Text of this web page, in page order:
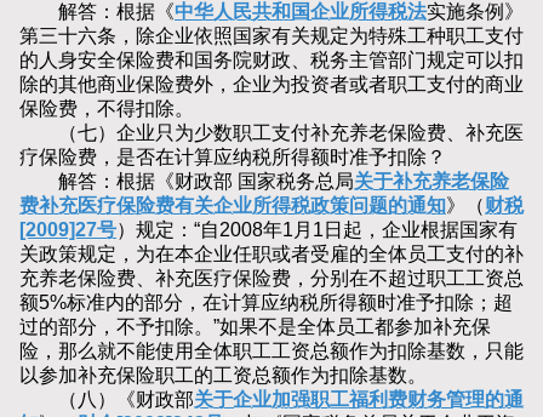
解答：根据《中华人民共和国企业所得税法实施条例》
第三十六条，除企业依照国家有关规定为特殊工种职工支付
的人身安全保险费和国务院财政、税务主管部门规定可以扣
除的其他商业保险费外，企业为投资者或者职工支付的商业
保险费，不得扣除。
（七）企业只为少数职工支付补充养老保险费、补充医
疗保险费，是否在计算应纳税所得额时准予扣除？
解答：根据《财政部 国家税务总局关于补充养老保险
费补充医疗保险费有关企业所得税政策问题的通知》（财税
[2009]27号）规定：“自2008年1月1日起，企业根据国家有
关政策规定，为在本企业任职或者受雇的全体员工支付的补
充养老保险费、补充医疗保险费，分别在不超过职工工资总
额5%标准内的部分，在计算应纳税所得额时准予扣除；超
过的部分，不予扣除。”如果不是全体员工都参加补充保
险，那么就不能使用全体职工工资总额作为扣除基数，只能
以参加补充保险职工的工资总额作为扣除基数。
（八）《财政部关于企业加强职工福利费财务管理的通